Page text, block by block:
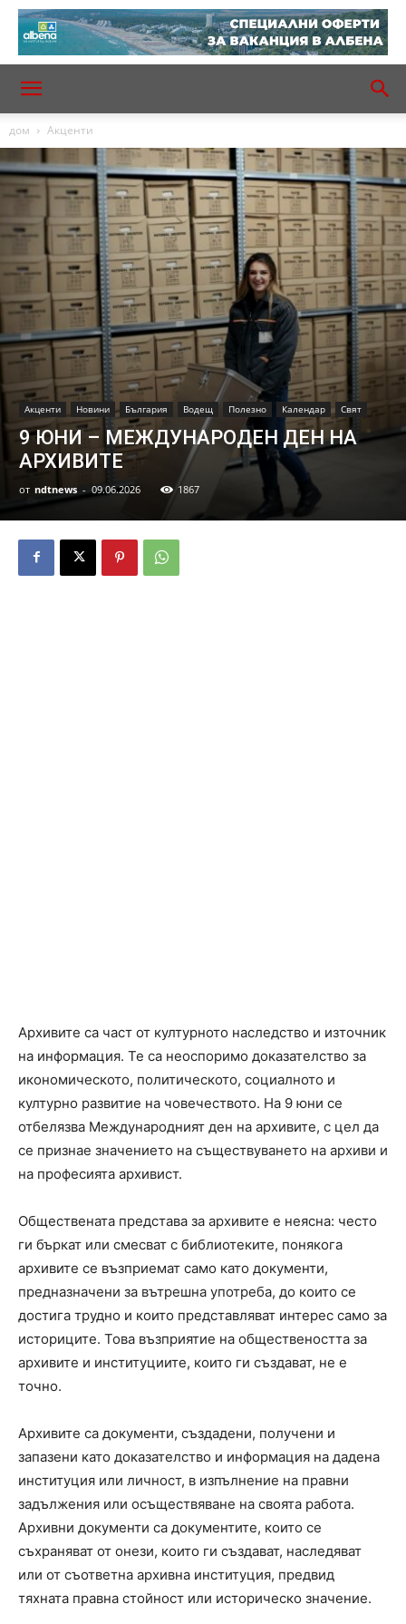
дом Акценти
Акценти Новини България Водещ Полезно Календар Свят
9 ЮНИ – МЕЖДУНАРОДЕН ДЕН НА
АРХИВИТЕ
от ndtnews - 09.06.2026 1867
Архивите са част от културното наследство и източник
на информация. Те са неоспоримо доказателство за
икономическото, политическото, социалното и
културно развитие на човечеството. На 9 юни се
отбелязва Международният ден на архивите, с цел да
се признае значението на съществуването на архиви и
на професията архивист.
Обществената представа за архивите е неясна: често
ги бъркат или смесват с библиотеките, понякога
архивите се възприемат само като документи,
предназначени за вътрешна употреба, до които се
достига трудно и които представляват интерес само за
историците. Това възприятие на обществеността за
архивите и институциите, които ги създават, не е
точно.
Архивите са документи, създадени, получени и
запазени като доказателство и информация на дадена
институция или личност, в изпълнение на правни
задължения или осъществяване на своята работа.
Архивни документи са документите, които се
съхраняват от онези, които ги създават, наследяват
или от съответна архивна институция, предвид
тяхната правна стойност или историческо значение.